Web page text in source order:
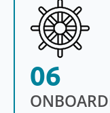
06